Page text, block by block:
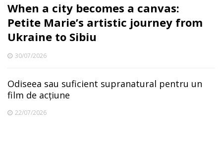
When a city becomes a canvas:
Petite Marie’s artistic journey from
Ukraine to Sibiu
30/07/2026
Odiseea sau suficient supranatural pentru un
film de acțiune
22/07/2026